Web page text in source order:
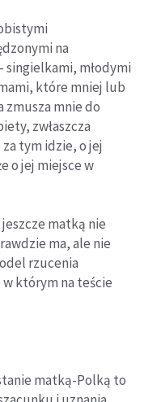
na
singielkami, młodymi
które mniej lub
zmusza mnie do
zwłaszcza
tym idzie, o jej
o jej miejsce w
matką nie
ma, ale nie
rzucenia
którym na teście
matką-Polką to